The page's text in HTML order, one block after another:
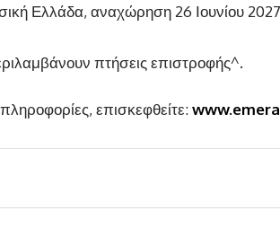
Ελλάδα, αναχώρηση 26 Ιουνίου
πτήσεις επιστροφής^.
επισκεφθείτε: